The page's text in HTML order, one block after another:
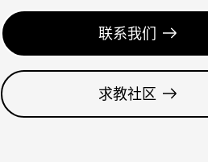
联系我们
求教社区